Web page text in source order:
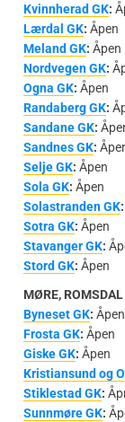
Kvinnherad GK:
Lærdal GK: Åpen
Meland GK: Åpen
Nordvegen GK:
Ogna GK: Åpen
Randaberg GK:
Sandane GK:
Sandnes GK:
Selje GK: Åpen
Sola GK: Åpen
Solastranden GK:
Sotra GK: Åpen
Stavanger GK:
Stord GK: Åpen
MØRE,
Byneset GK:
Frosta GK: Åpen
Giske GK: Åpen
Kristiansund og
Stiklestad GK:
Sunnmøre GK: